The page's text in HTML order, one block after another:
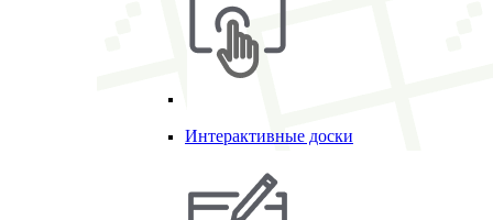
Интерактивные доски